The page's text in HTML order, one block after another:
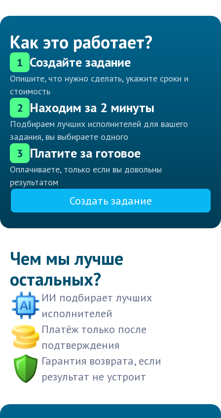
Как это работает?
1 Создайте задание
Опишите, что нужно сделать, укажите сроки и
стоимость
2 Находим за 2 минуты
Подбираем лучших исполнителей для вашего
задания, вы выбираете одного
3 Платите за готовое
Оплачиваете, только если вы довольны
результатом
Создать задание
Чем мы лучше
остальных?
ИИ подбирает лучших
исполнителей
Платёж только после
подтверждения
Гарантия возврата, если
результат не устроит